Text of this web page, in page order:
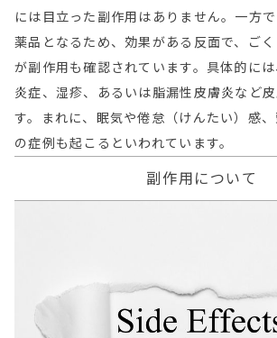
には目立った副作用はありません。一方
薬品となるため、効果がある反面で、ご
が副作用も確認されています。具体的には
炎症、湿疹、あるいは脂漏性皮膚炎など
す。まれに、眠気や倦怠（けんたい）感
の症例も起こるといわれています。
副作用について